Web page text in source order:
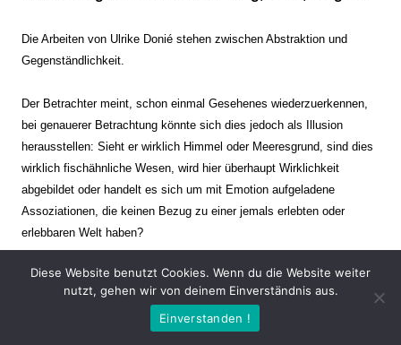
Die Arbeiten von Ulrike Donié stehen zwischen Abstraktion und
Gegenständlichkeit.
Der Betrachter meint, schon einmal Gesehenes wiederzuerkennen,
bei genauerer Betrachtung könnte sich dies jedoch als Illusion
herausstellen: Sieht er wirklich Himmel oder Meeresgrund, sind dies
wirklich fischähnliche Wesen, wird hier überhaupt Wirklichkeit
abgebildet oder handelt es sich um mit Emotion aufgeladene
Assoziationen, die keinen Bezug zu einer jemals erlebten oder
erlebbaren Welt haben?
Verharren und Dynamik stehen sich dabei gegenüber. Zeit steht still
oder verrinnt im Nu. Es soll dabei eine Spannung, auch farblich, bis
zur Schmerzgrenze erzeugt werden. Die Arbeiten stellen ambivalente
Diese Website benutzt Cookies. Wenn du die Website weiter
nutzt, gehen wir von deinem Einverständnis aus.
Einverstanden !